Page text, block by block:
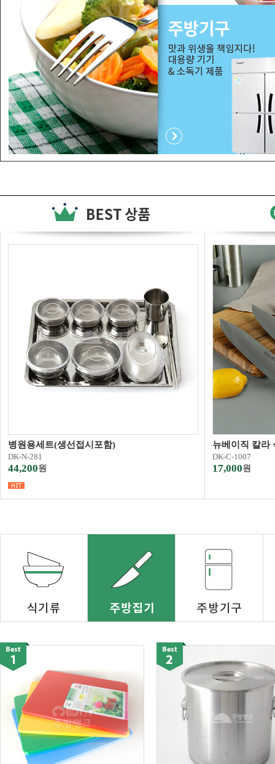
병원용세트(생선접시포함)
DK-N-281
44,200원
뉴베이직 칼라
DK-C-1007
17,000원